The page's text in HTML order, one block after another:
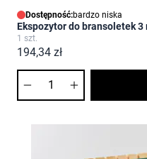
Dostępność:bardzo niska
Ekspozytor do bransoletek
1 szt.
194,34 zł